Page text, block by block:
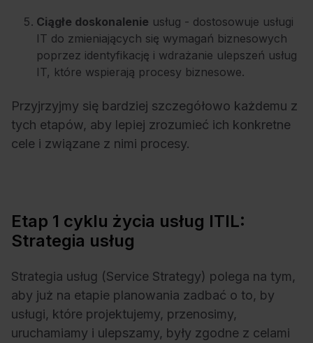
Ciągłe doskonalenie usług - dostosowuje usługi
IT do zmieniających się wymagań biznesowych
poprzez identyfikację i wdrażanie ulepszeń usług
IT, które wspierają procesy biznesowe.
Przyjrzyjmy się bardziej szczegółowo każdemu z
tych etapów, aby lepiej zrozumieć ich konkretne
cele i związane z nimi procesy.
Etap 1 cyklu życia usług ITIL:
Strategia usług
Strategia usług (Service Strategy) polega na tym,
aby już na etapie planowania zadbać o to, by
usługi, które projektujemy, przenosimy,
uruchamiamy i ulepszamy, były zgodne z celami